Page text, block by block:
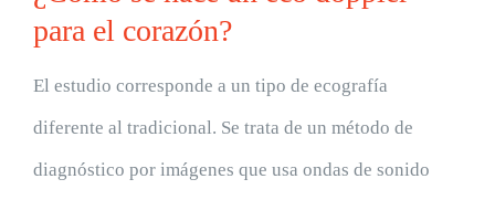
para el corazón?
El estudio corresponde a un tipo de ecografía
diferente al tradicional. Se trata de un método de
diagnóstico por imágenes que usa ondas de sonido